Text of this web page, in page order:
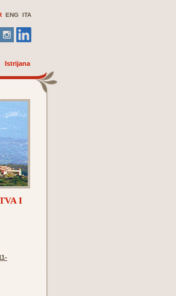
ENG ITA
Istrijana
I